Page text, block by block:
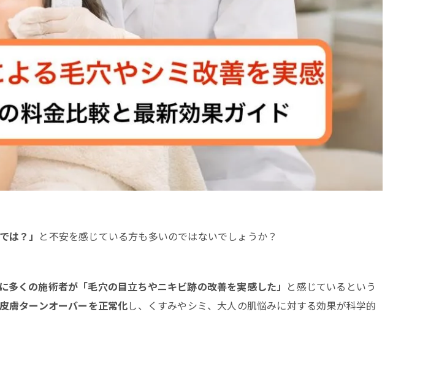
？」 と不安を感じている方も多いのではないでしょうか？
多くの施術者が「毛穴の目立ちやニキビ跡の改善を実感した」 と感じているという
膚ターンオーバーを正常化し、くすみやシミ、大人の肌悩みに対する効果が科学的